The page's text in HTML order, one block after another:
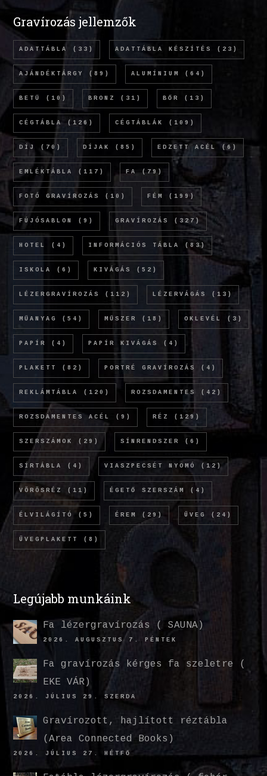
Gravírozás jellemzők
ADATTÁBLA (33) ADATTÁBLA KÉSZÍTÉS (23)
AJÁNDÉKTÁRGY (89) ALUMÍNIUM (64)
BETŰ (10) BRONZ (31) BŐR (13)
CÉGTÁBLA (126) CÉGTÁBLÁK (109)
DÍJ (70) DÍJAK (85) EDZETT ACÉL (6)
EMLÉKTÁBLA (117) FA (79)
FOTÓ GRAVÍROZÁS (10) FÉM (199)
FÚJÓSABLON (9) GRAVÍROZÁS (327)
HOTEL (4) INFORMÁCIÓS TÁBLA (83)
ISKOLA (6) KIVÁGÁS (52)
LÉZERGRAVÍROZÁS (112) LÉZERVÁGÁS (13)
MŰANYAG (54) MŰSZER (18) OKLEVÉL (3)
PAPÍR (4) PAPÍR KIVÁGÁS (4)
PLAKETT (82) PORTRÉ GRAVÍROZÁS (4)
REKLÁMTÁBLA (120) ROZSDAMENTES (42)
ROZSDAMENTES ACÉL (9) RÉZ (129)
SZERSZÁMOK (29) SÍNRENDSZER (6)
SÍRTÁBLA (4) VIASZPECSÉT NYOMÓ (12)
VÖRÖSRÉZ (11) ÉGETŐ SZERSZÁM (4)
ÉLVILÁGÍTÓ (5) ÉREM (29) ÜVEG (24)
ÜVEGPLAKETT (8)
Legújabb munkáink
Fa lézergravírozás ( SAUNA)
2026. AUGUSZTUS 7. PÉNTEK
Fa gravírozás kérges fa szeletre (
EKE VÁR)
2026. JÚLIUS 29. SZERDA
Gravírozott, hajlított réztábla
(Area Connected Books)
2026. JÚLIUS 27. HÉTFŐ